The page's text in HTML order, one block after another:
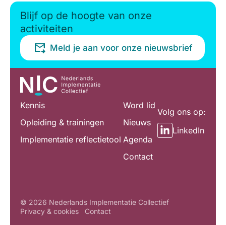
Blijf op de hoogte van onze
activiteiten
Meld je aan voor onze nieuwsbrief
Kennis
Opleiding & trainingen
Implementatie reflectietool
Word lid
Nieuws
Agenda
Contact
Volg ons op:
LinkedIn
© 2026 Nederlands Implementatie Collectief
Privacy & cookies
Contact